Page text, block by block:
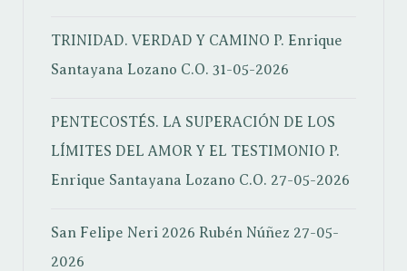
TRINIDAD. VERDAD Y CAMINO P. Enrique
Santayana Lozano C.O.31-05-2026
PENTECOSTÉS. LA SUPERACIÓN DE LOS
LÍMITES DEL AMOR Y EL TESTIMONIO P.
Enrique Santayana Lozano C.O. 27-05-2026
San Felipe Neri 2026 Rubén Núñez 27-05-
2026